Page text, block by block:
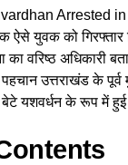
Arrested in
ऐसे युवक को
वरिष्ठ अधिकारी
उत्तराखंड के
यशवर्धन के रूप में हुई